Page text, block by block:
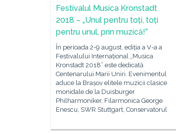
Festivalul Musica Kronstadt
2018 – „Unul pentru toți, toți
pentru unul, prin muzică!”
În perioada 2-9 august, ediția a V-a a
Festivalului Internațional „Musica
Kronstadt 2018” este dedicată
Centenarului Marii Uniri. Evenimentul
aduce la Brașov elitele muzicii clasice
monidale de la Duisburger
Philharmoniker, Filarmonica George
Enescu, SWR Stuttgart, Conservatorul